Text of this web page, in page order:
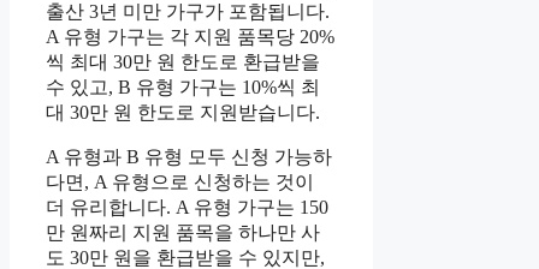
출산 3년 미만 가구가 포함됩니다.
A 유형 가구는 각 지원 품목당 20%
씩 최대 30만 원 한도로 환급받을
수 있고, B 유형 가구는 10%씩 최
대 30만 원 한도로 지원받습니다.
A 유형과 B 유형 모두 신청 가능하
다면, A 유형으로 신청하는 것이
더 유리합니다. A 유형 가구는 150
만 원짜리 지원 품목을 하나만 사
도 30만 원을 환급받을 수 있지만,